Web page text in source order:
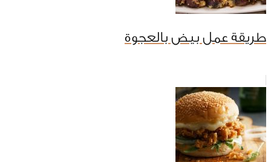
طريقة عمل بيض بالعجوة